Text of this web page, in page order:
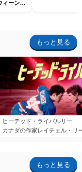
ィーン・
もっと見る
ヒーテッド・ライバルリー
カナダの作家レイチェル・リ
もっと見る